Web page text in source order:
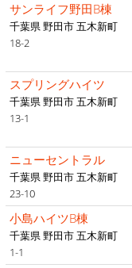
サンライフ野田B棟
千葉県 野田市 五木新町
18-2
スプリングハイツ
千葉県 野田市 五木新町
13-1
ニューセントラル
千葉県 野田市 五木新町
23-10
小島ハイツB棟
千葉県 野田市 五木新町
1-1